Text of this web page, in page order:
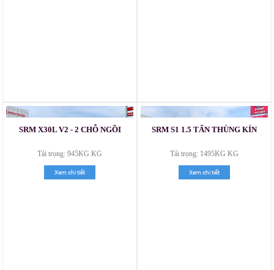
SRM X30L V2 - 2 CHỖ NGỒI
Tải trọng: 945KG KG
Xem chi tiết
SRM S1 1.5 TẤN THÙNG KÍN
Tải trọng: 1495KG KG
Xem chi tiết